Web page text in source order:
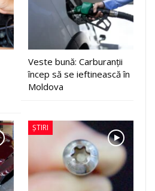
Veste bună: Carburanții
încep să se ieftinească în
Moldova
ȘTIRI